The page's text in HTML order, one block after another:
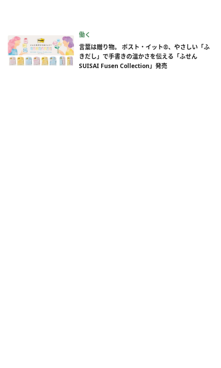
働く
言葉は贈り物。 ポスト・イット®、やさしい「ふ
きだし」で手書きの温かさを伝える「ふせん
SUISAI Fusen Collection」発売